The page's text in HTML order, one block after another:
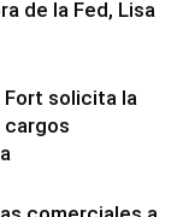
de la Fed, Lisa
Fort solicita la